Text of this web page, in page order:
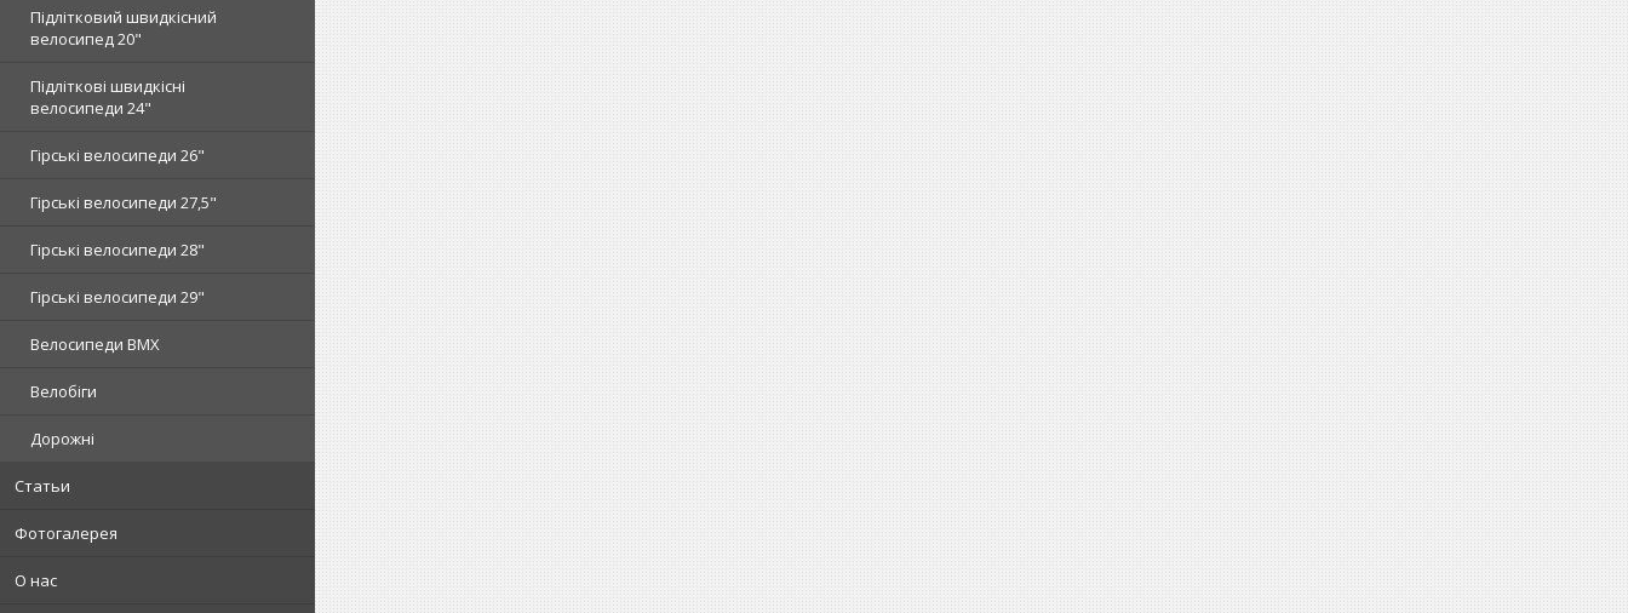
Підлітковий швидкісний
велосипед 20"
Підліткові швидкісні
велосипеди 24"
Гірські велосипеди 26"
Гірські велосипеди 27,5"
Гірські велосипеди 28"
Гірські велосипеди 29"
Велосипеди BMX
Велобіги
Дорожні
Статьи
Фотогалерея
О нас